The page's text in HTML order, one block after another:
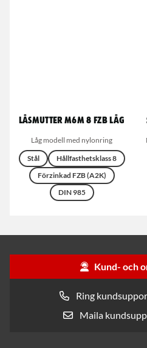
Låsmutter M6M 8 FZB Låg
Låg modell med nylonring
Stål
Hållfasthetsklass 8
Förzinkad FZB (A2K)
DIN 985
Kund- och
Ring
Maila